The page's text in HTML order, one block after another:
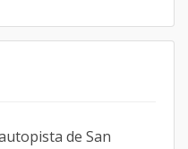
de San